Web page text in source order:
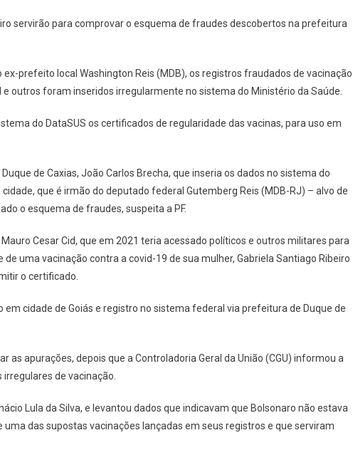
servirão para comprovar o esquema de fraudes descobertos na prefeitura
prefeito local Washington Reis (MDB), os registros fraudados de vacinação
outros foram inseridos irregularmente no sistema do Ministério da Saúde.
do DataSUS os certificados de regularidade das vacinas, para uso em
de Caxias, João Carlos Brecha, que inseria os dados no sistema do
que é irmão do deputado federal Gutemberg Reis (MDB-RJ) – alvo de
o esquema de fraudes, suspeita a PF.
Cesar Cid, que em 2021 teria acessado políticos e outros militares para
uma vacinação contra a covid-19 de sua mulher, Gabriela Santiago Ribeiro
o certificado.
cidade de Goiás e registro no sistema federal via prefeitura de Duque de
as apurações, depois que a Controladoria Geral da União (CGU) informou a
de vacinação.
Lula da Silva, e levantou dados que indicavam que Bolsonaro não estava
uma das supostas vacinações lançadas em seus registros e que serviram